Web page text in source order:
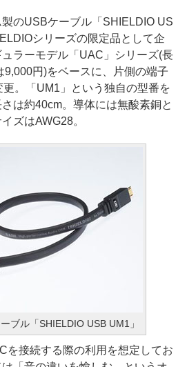
のUSBケーブル「SHIELDIO US
シリーズの限定品として企
ラーモデル「UAC」シリーズ(長
9,000円)をベースに、片側の端子
。「UM1」という独自の型番を
は約40cm。導体には無酸素銅と
ズはAWG28。
ブル「SHIELDIO USB UM1」
接続する際の利用を想定してお